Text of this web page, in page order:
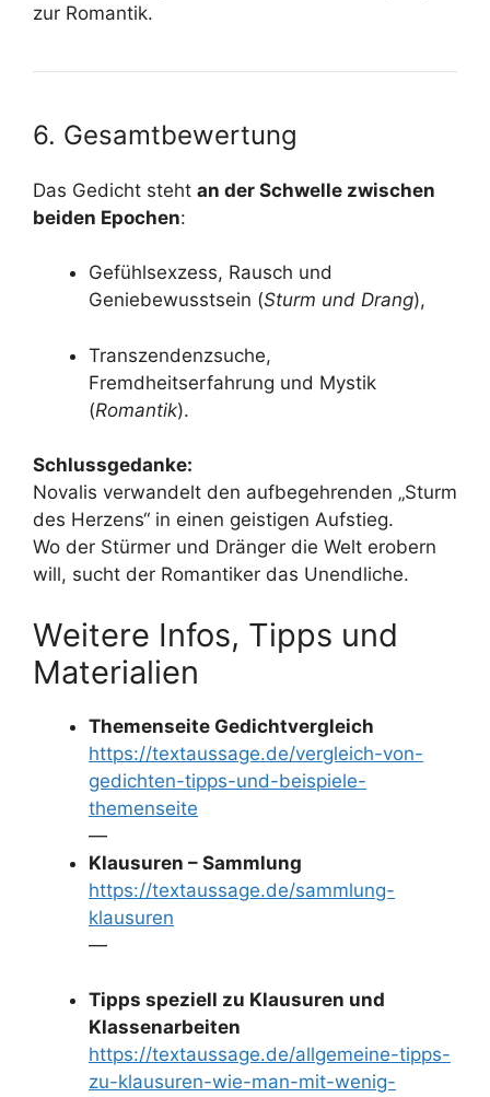
zur Romantik.
6. Gesamtbewertung
Das Gedicht steht an der Schwelle zwischen
beiden Epochen:
Gefühlsexzess, Rausch und
Geniebewusstsein (Sturm und Drang),
Transzendenzsuche,
Fremdheitserfahrung und Mystik
(Romantik).
Schlussgedanke:
Novalis verwandelt den aufbegehrenden „Sturm
des Herzens“ in einen geistigen Aufstieg.
Wo der Stürmer und Dränger die Welt erobern
will, sucht der Romantiker das Unendliche.
Weitere Infos, Tipps und
Materialien
Themenseite Gedichtvergleich
https://textaussage.de/vergleich-von-
gedichten-tipps-und-beispiele-
themenseite
—
Klausuren – Sammlung
https://textaussage.de/sammlung-
klausuren
—
Tipps speziell zu Klausuren und
Klassenarbeiten
https://textaussage.de/allgemeine-tipps-
zu-klausuren-wie-man-mit-wenig-